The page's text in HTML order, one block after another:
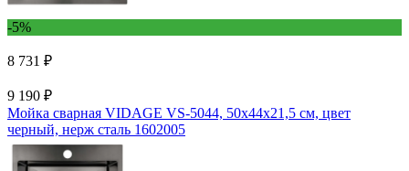
-5%
8 731 ₽
9 190 ₽
Мойка сварная VIDAGE VS-5044, 50x44x21,5 см, цвет
черный, нерж сталь 1602005